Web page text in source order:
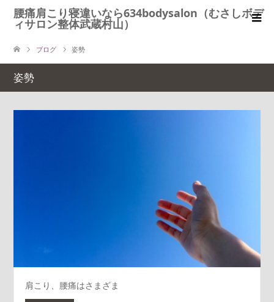
腰痛肩こり寝違いなら634bodysalon（むさしボデ
ィサロン整体武蔵村山）
ブログ 姿勢
姿勢
肩こり、腰痛はさまざま